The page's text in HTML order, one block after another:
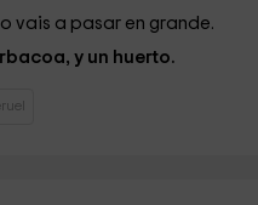
vais a pasar en grande.
y un huerto.